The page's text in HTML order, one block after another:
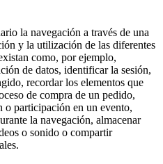
la navegación a través de una
y la utilización de las diferentes
como, por ejemplo,
de datos, identificar la sesión,
recordar los elementos que
de compra de un pedido,
participación en un evento,
la navegación, almacenar
o sonido o compartir